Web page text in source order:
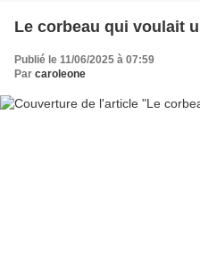
Le corbeau qui voulait
Publié le 11/06/2025 à 07:59
Par caroleone